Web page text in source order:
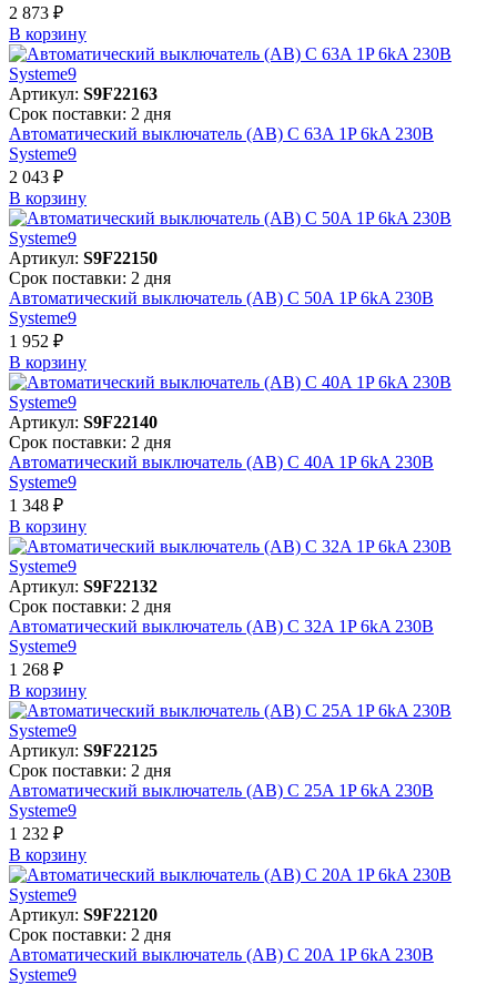
2 873 ₽
В корзинy
Артикул: S9F22163
Срок поставки: 2 дня
Автоматический выключатель (АВ) C 63A 1P 6kA 230В
Systeme9
2 043 ₽
В корзинy
Артикул: S9F22150
Срок поставки: 2 дня
Автоматический выключатель (АВ) C 50A 1P 6kA 230В
Systeme9
1 952 ₽
В корзинy
Артикул: S9F22140
Срок поставки: 2 дня
Автоматический выключатель (АВ) C 40A 1P 6kA 230В
Systeme9
1 348 ₽
В корзинy
Артикул: S9F22132
Срок поставки: 2 дня
Автоматический выключатель (АВ) C 32A 1P 6kA 230В
Systeme9
1 268 ₽
В корзинy
Артикул: S9F22125
Срок поставки: 2 дня
Автоматический выключатель (АВ) C 25A 1P 6kA 230В
Systeme9
1 232 ₽
В корзинy
Артикул: S9F22120
Срок поставки: 2 дня
Автоматический выключатель (АВ) C 20A 1P 6kA 230В
Systeme9